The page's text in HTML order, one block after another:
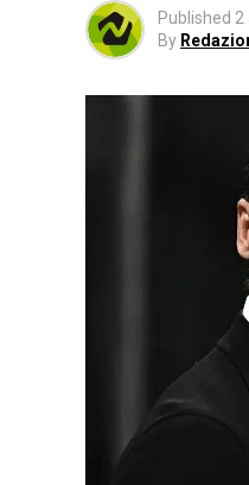
Published 2
By